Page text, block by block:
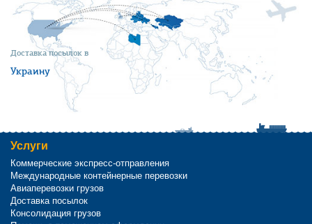
Доставка посылок в
Украину
Услуги
Коммерческие экспресс-отправления
Международные контейнерные перевозки
Авиаперевозки грузов
Доставка посылок
Консолидация грузов